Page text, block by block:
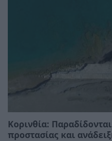
Κορινθία:
προστασίας και